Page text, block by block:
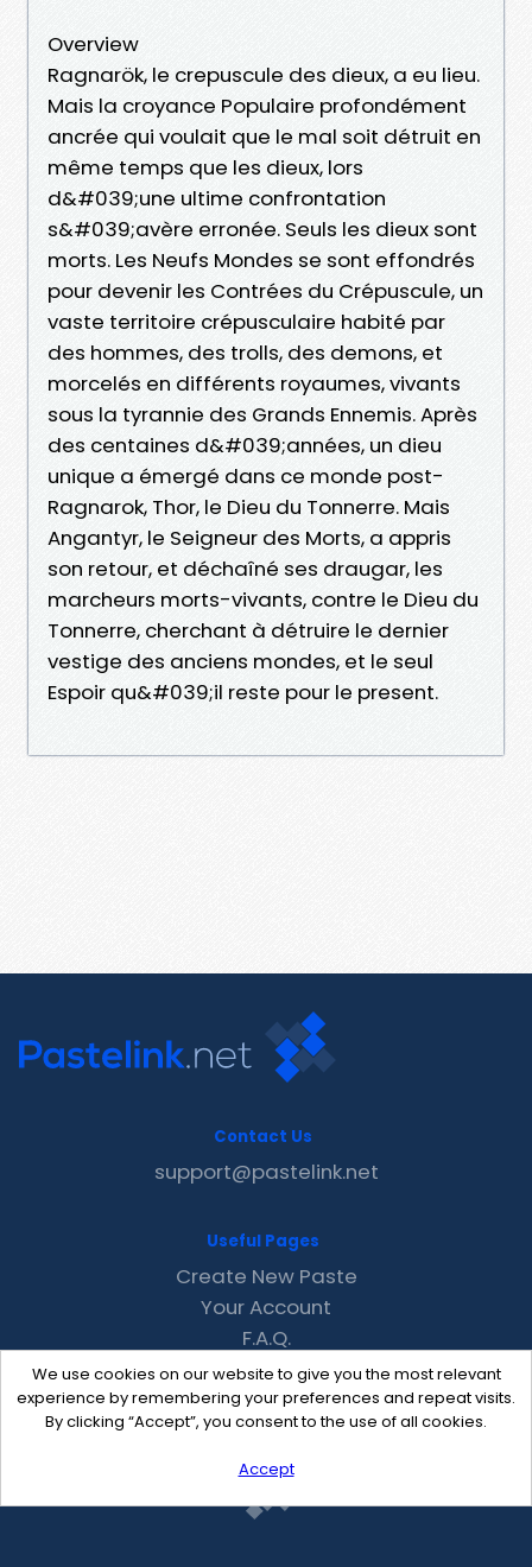
Overview
Ragnarök, le crepuscule des dieux, a eu lieu.
Mais la croyance Populaire profondément
ancrée qui voulait que le mal soit détruit en
même temps que les dieux, lors
d&#039;une ultime confrontation
s&#039;avère erronée. Seuls les dieux sont
morts. Les Neufs Mondes se sont effondrés
pour devenir les Contrées du Crépuscule, un
vaste territoire crépusculaire habité par
des hommes, des trolls, des demons, et
morcelés en différents royaumes, vivants
sous la tyrannie des Grands Ennemis. Après
des centaines d&#039;années, un dieu
unique a émergé dans ce monde post-
Ragnarok, Thor, le Dieu du Tonnerre. Mais
Angantyr, le Seigneur des Morts, a appris
son retour, et déchaîné ses draugar, les
marcheurs morts-vivants, contre le Dieu du
Tonnerre, cherchant à détruire le dernier
vestige des anciens mondes, et le seul
Espoir qu&#039;il reste pour le present.
We use cookies on our website to give you the most relevant
experience by remembering your preferences and repeat visits.
By clicking “Accept”, you consent to the use of all cookies.
Accept
Contact Us
support@pastelink.net
Useful Pages
Create New Paste
Your Account
F.A.Q.
Recent
Contact